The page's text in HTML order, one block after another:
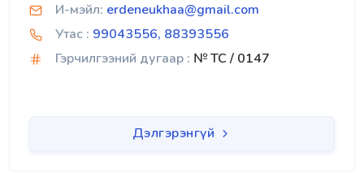
И-мэйл: erdeneukhaa@gmail.com
Утас : 99043556, 88393556
Гэрчилгээний дугаар : № TC / 0147
Дэлгэрэнгүй